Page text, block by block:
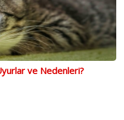
ve Nedenleri?